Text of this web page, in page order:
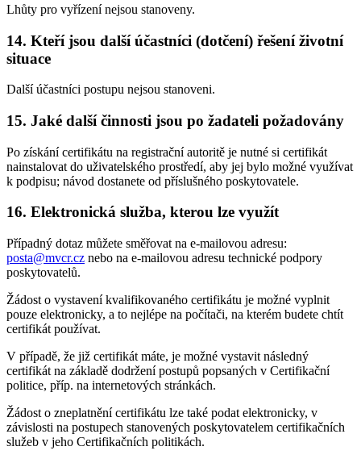
Lhůty pro vyřízení nejsou stanoveny.
14. Kteří jsou další účastníci (dotčení) řešení životní
situace
Další účastníci postupu nejsou stanoveni.
15. Jaké další činnosti jsou po žadateli požadovány
Po získání certifikátu na registrační autoritě je nutné si certifikát
nainstalovat do uživatelského prostředí, aby jej bylo možné využívat
k podpisu; návod dostanete od příslušného poskytovatele.
16. Elektronická služba, kterou lze využít
Případný dotaz můžete směřovat na e-mailovou adresu:
posta@mvcr.cz nebo na e-mailovou adresu technické podpory
poskytovatelů.
Žádost o vystavení kvalifikovaného certifikátu je možné vyplnit
pouze elektronicky, a to nejlépe na počítači, na kterém budete chtít
certifikát používat.
V případě, že již certifikát máte, je možné vystavit následný
certifikát na základě dodržení postupů popsaných v Certifikační
politice, příp. na internetových stránkách.
Žádost o zneplatnění certifikátu lze také podat elektronicky, v
závislosti na postupech stanovených poskytovatelem certifikačních
služeb v jeho Certifikačních politikách.